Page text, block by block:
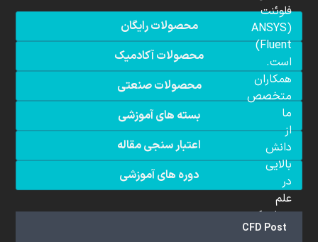
محصولات رایگان
محصولات آکادمیک
محصولات صنعتی
بسته های آموزشی
اعتبار سنجی مقاله
دوره های آموزشی
CFD Post
فلوئنت
(ANSYS
Fluent)
است.
همکاران
متخصص
ما
از
دانش
بالایی
در
علم
دینامیک
سیالات